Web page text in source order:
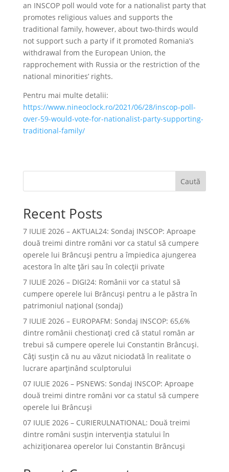
an INSCOP poll would vote for a nationalist party that
promotes religious values and supports the
traditional family, however, about two-thirds would
not support such a party if it promoted Romania’s
withdrawal from the European Union, the
rapprochement with Russia or the restriction of the
national minorities’ rights.
Pentru mai multe detalii:
https://www.nineoclock.ro/2021/06/28/inscop-poll-
over-59-would-vote-for-nationalist-party-supporting-
traditional-family/
Caută
Recent Posts
7 IULIE 2026 – AKTUAL24: Sondaj INSCOP: Aproape
două treimi dintre români vor ca statul să cumpere
operele lui Brâncuşi pentru a împiedica ajungerea
acestora în alte ţări sau în colecţii private
7 IULIE 2026 – DIGI24: Românii vor ca statul să
cumpere operele lui Brâncuși pentru a le păstra în
patrimoniul național (sondaj)
7 IULIE 2026 – EUROPAFM: Sondaj INSCOP: 65,6%
dintre românii chestionați cred că statul român ar
trebui să cumpere operele lui Constantin Brâncuși.
Câți susțin că nu au văzut niciodată în realitate o
lucrare aparținând sculptorului
07 IULIE 2026 – PSNEWS: Sondaj INSCOP: Aproape
două treimi dintre români vor ca statul să cumpere
operele lui Brâncuși
07 IULIE 2026 – CURIERULNATIONAL: Două treimi
dintre români susțin intervenția statului în
achiziționarea operelor lui Constantin Brâncuși